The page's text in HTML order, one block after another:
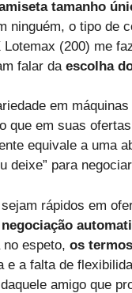
tamanho
ninguém, o tipo de
Lotemax (200) me
falar da escolha
em máquinas
que em suas
equivale a uma
deixe” para
rápidos em
no espeto, os
e a falta de
amigo que